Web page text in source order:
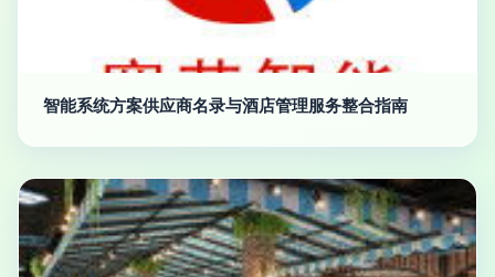
智能系统方案供应商名录与酒店管理服务整合指南